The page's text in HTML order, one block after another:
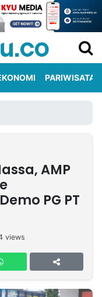
PARIWISATA
AMP
PG PT
views